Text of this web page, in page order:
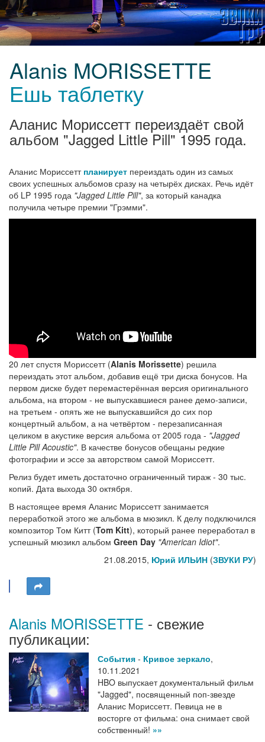
Alanis MORISSETTE
Ешь таблетку
Аланис Мориссетт переиздаёт свой
альбом "Jagged Little Pill" 1995 года.
Аланис Мориссетт планирует переиздать один из самых
своих успешных альбомов сразу на четырёх дисках. Речь идёт
об LP 1995 года "Jagged Little Pill", за который канадка
получила четыре премии "Грэмми".
20 лет спустя Мориссетт (Alanis Morissette) решила
переиздать этот альбом, добавив ещё три диска бонусов. На
первом диске будет перемастерённая версия оригинального
альбома, на втором - не выпускавшиеся ранее демо-записи,
на третьем - опять же не выпускавшийся до сих пор
концертный альбом, а на четвёртом - перезаписанная
целиком в акустике версия альбома от 2005 года - "Jagged
Little Pill Acoustic". В качестве бонусов обещаны редкие
фотографии и эссе за авторством самой Мориссетт.
Релиз будет иметь достаточно ограниченный тираж - 30 тыс.
копий. Дата выхода 30 октября.
В настоящее время Аланис Мориссетт занимается
переработкой этого же альбома в мюзикл. К делу подключился
композитор Том Китт (Tom Kitt), который ранее переработал в
успешный мюзикл альбом Green Day "American Idiot".
21.08.2015, Юрий ИЛЬИН (ЗВУКИ РУ)
Alanis MORISSETTE - свежие
публикации:
События - Кривое зеркало,
10.11.2021
HBO выпускает документальный фильм
"Jagged", посвященный поп-звезде
Аланис Мориссетт. Певица не в
восторге от фильма: она снимает свой
собственный! »»